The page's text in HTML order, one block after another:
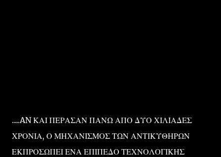
.....AN ΚΑΙ ΠΕΡΑΣΑΝ ΠΑΝΩ ΑΠΟ ΔΥΟ ΧΙΛΙΑΔΕΣ
ΧΡΟΝΙΑ, Ο ΜΗΧΑΝΙΣΜΟΣ ΤΩΝ ΑΝΤΙΚΥΘΗΡΩΝ
ΕΚΠΡΟΣΩΠΕΙ ΕΝΑ ΕΠΙΠΕΔΟ ΤΕΧΝΟΛΟΓΙΚΗΣ